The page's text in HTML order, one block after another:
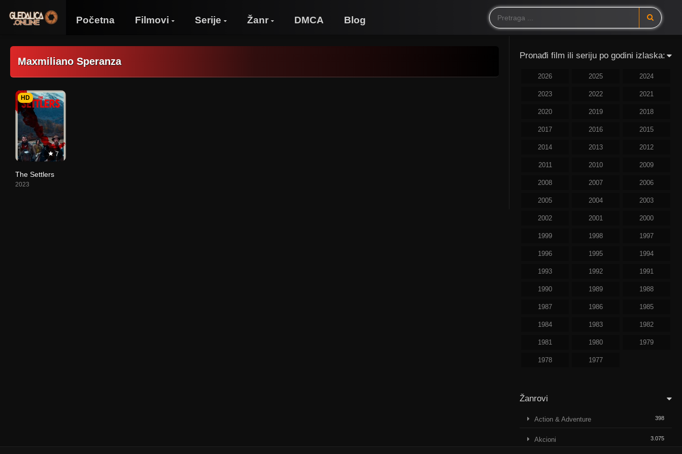
Početna Filmovi Serije Žanr DMCA Blog
Maxmiliano Speranza
7
HD
The Settlers
2023
Pronađi film ili seriju po godini izlaska:
2026 2025 2024
2023 2022 2021
2020 2019 2018
2017 2016 2015
2014 2013 2012
2011 2010 2009
2008 2007 2006
2005 2004 2003
2002 2001 2000
1999 1998 1997
1996 1995 1994
1993 1992 1991
1990 1989 1988
1987 1986 1985
1984 1983 1982
1981 1980 1979
1978 1977
Žanrovi
Action & Adventure 398
Akcioni 3.075